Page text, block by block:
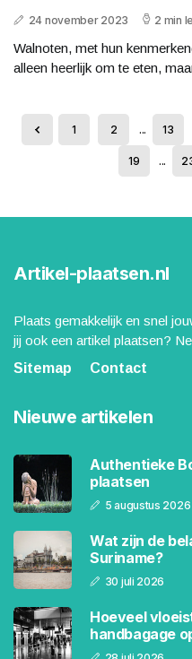
24 november 2023 2 min
Walnoten, met hun
alleen heerlijk om te eten,
1 2 ... 13
19 ...
Artikel-plaatsen.nl
Plaats gemakkelijk en snel
jij ook een artikel plaatsen?
Sitemap
Contact
Nieuwe artikelen
Authentieke
plaatsen
5 augustus 2026
Wat zijn de
Suriname?
30 juli 2026
Hoeveel
handbagage